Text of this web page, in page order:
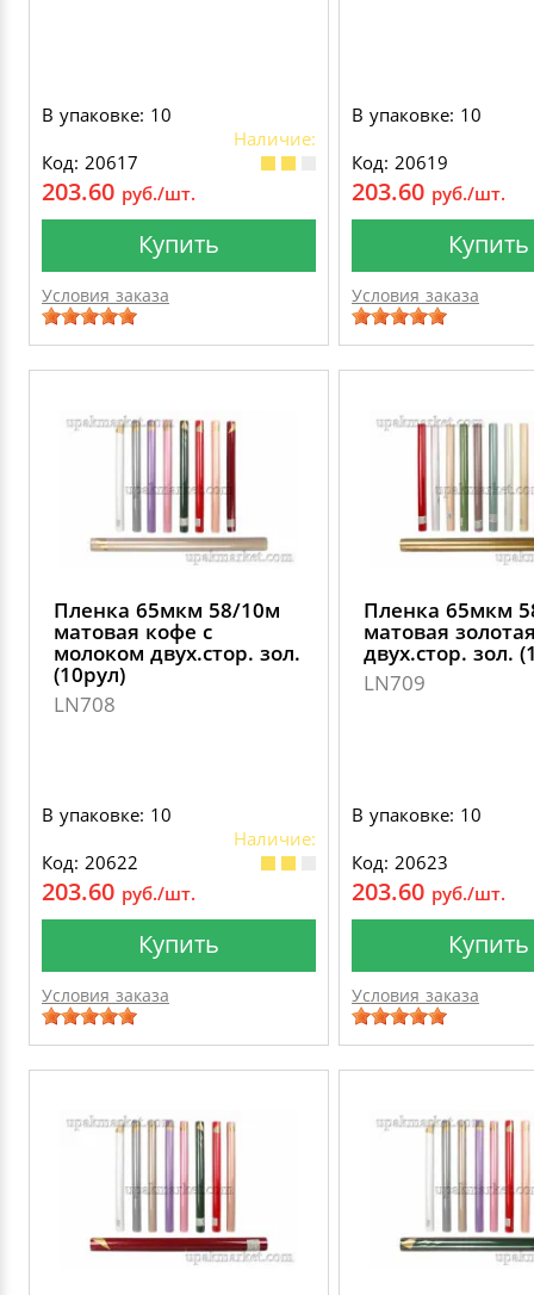
В упаковке: 10
Наличие:
Код: 20617
203.60 руб./шт.
Купить
Условия заказа
В упаковке: 10
Код: 20619
203.60 руб./шт.
Купить
Условия заказа
Пленка 65мкм 58/10м
матовая кофе с
молоком двух.стор. зол.
(10рул)
LN708
В упаковке: 10
Наличие:
Код: 20622
203.60 руб./шт.
Купить
Условия заказа
Пленка 65мкм
матовая
двух.стор. зол.
LN709
В упаковке: 10
Код: 20623
203.60 руб./шт.
Купить
Условия заказа